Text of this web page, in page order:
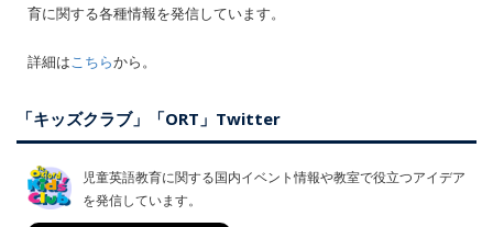
育に関する各種情報を発信しています。
詳細はこちらから。
「キッズクラブ」「ORT」Twitter
児童英語教育に関する国内イベント情報や教室で役立つアイデア
を発信しています。